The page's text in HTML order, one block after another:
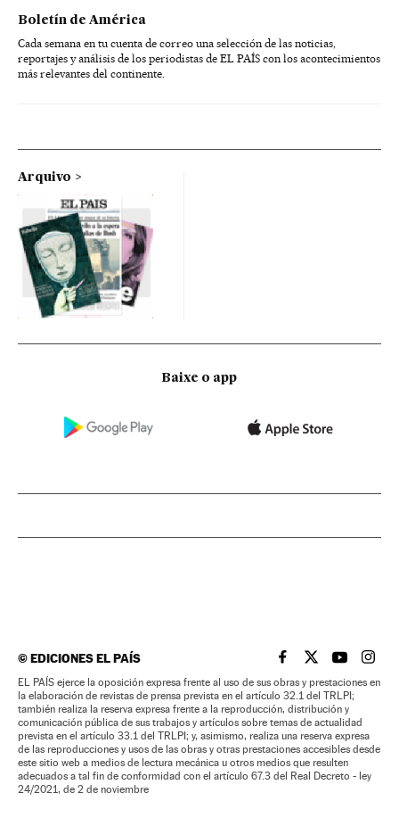
Boletín de América
Cada semana en tu cuenta de correo una selección de las noticias,
reportajes y análisis de los periodistas de EL PAÍS con los acontecimientos
más relevantes del continente.
Arquivo
Baixe o app
©EDICIONES EL PAÍS EL PAÍS BRASIL EN
EL PAÍSEL PAÍS
EL
EL PAÍS ejerce la oposición expresa frente al uso de sus obras y prestaciones en
la elaboración de revistas de prensa prevista en el artículo 32.1 del TRLPI;
también realiza la reserva expresa frente a la reproducción, distribución y
comunicación pública de sus trabajos y artículos sobre temas de actualidad
prevista en el artículo 33.1 del TRLPI; y, asimismo, realiza una reserva expresa
de las reproducciones y usos de las obras y otras prestaciones accesibles desde
este sitio web a medios de lectura mecánica u otros medios que resulten
adecuados a tal fin de conformidad con el artículo 67.3 del Real Decreto - ley
24/2021, de 2 de noviembre